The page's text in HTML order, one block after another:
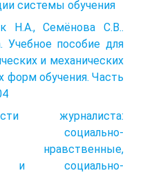
системы обучения
Н.А., Семёнова С.В..
Учебное пособие для
и механических
форм обучения. Часть
журналиста:
социально-
и социально-